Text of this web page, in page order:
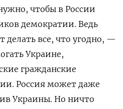
чтобы в России
демократии. Ведь
делать все, что угодно, —
Украине,
гражданские
Россия может даже
Украины. Но ничто